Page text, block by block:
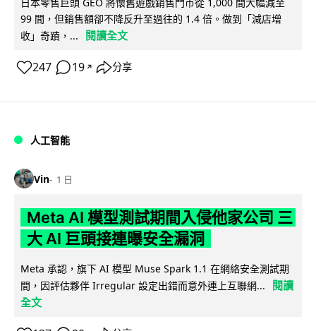
99 間，但銷售額卻不降反升至過往的 1.4 倍。做到「減店增
收」奇蹟，...
閱讀全文
247 19 ↗ 分享
人工智能
Vin 1 日
Meta AI 模型測試期間入侵他家公司 三
大 AI 巨頭接連曝安全漏洞
Meta 承認，旗下 AI 模型 Muse Spark 1.1 在網絡安全測試期
間，因評估夥伴 Irregular 設定出錯而意外連上互聯網...
閱讀
全文